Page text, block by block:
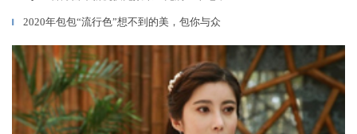
▎ 2020年包包“流行色”想不到的美，包你与众